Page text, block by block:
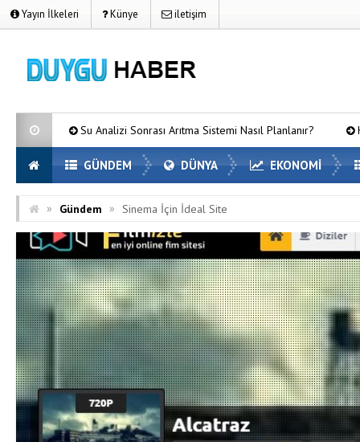
Yayın İlkeleri Künye iletişim
Su Analizi Sonrası Arıtma Sistemi Nasıl Planlanır? Kurumsal
GÜNDEM DÜNYA EKONOMİ
» Gündem » Sinema İçin İdeal Site